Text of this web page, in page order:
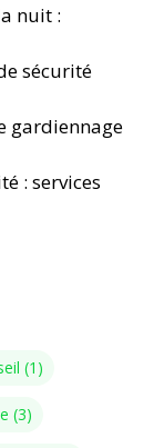
nuit :
sécurité
gardiennage
: services
(1)
(3)